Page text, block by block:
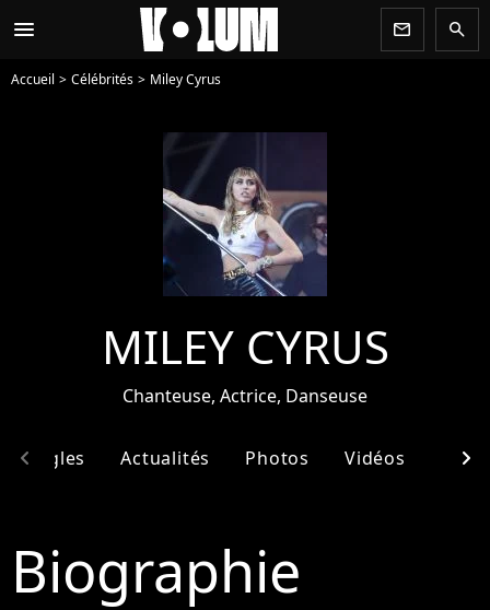
menu newsletter search
Accueil Célébrités Miley Cyrus
MILEY CYRUS
Chanteuse, Actrice, Danseuse
Singles Actualités Photos Vidéos
chevron_left chevron_right
Biographie